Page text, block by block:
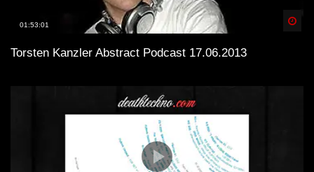
01:53:01
Torsten Kanzler Abstract Podcast 17.06.2013